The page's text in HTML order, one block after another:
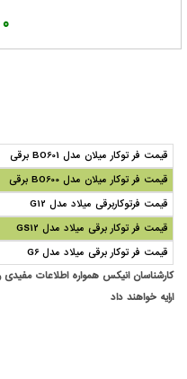
0 تومان
قیمت فر توکار میلان مدل BO601 برقی
قیمت فر توکار میلان مدل BO600 برقی
قیمت فرتوکاربرقی میلاد مدل G12
قیمت فر توکار برقی میلاد مدل GS12
قیمت فر توکار برقی میلاد مدل G6
کارشناسان انیکس همواره اطلاعات
ارایه خواهند داد